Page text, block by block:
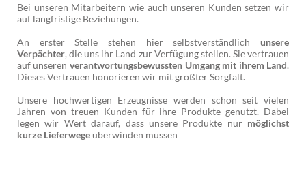
Bei unseren Mitarbeitern wie auch unseren Kunden setzen wir
auf langfristige Beziehungen.
An erster Stelle stehen hier selbstverständlichunsere
Verpächter, die uns ihr Land zur Verfügung stellen. Sie vertrauen
auf unseren verantwortungsbewussten Umgang mit ihrem Land.
Dieses Vertrauen honorieren wir mit größter Sorgfalt.
Unsere hochwertigen Erzeugnisse werden schon seit vielen
Jahren von treuen Kunden für ihre Produkte genutzt. Dabei
legen wir Wert darauf, dass unsere Produkte nur möglichst
kurze Lieferwegeüberwinden müssen